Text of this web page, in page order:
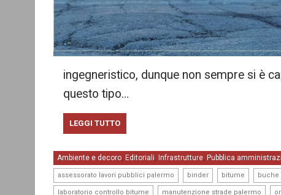
ingegneristico, dunque non sempre si è
questo tipo…
LEGGI TUTTO
Ambiente e decoro Editoriali Infrastrutture Pubblica
assessorato lavori pubblici palermo binder bitume buche
laboratorio controllo bitume manutenzione strade palermo